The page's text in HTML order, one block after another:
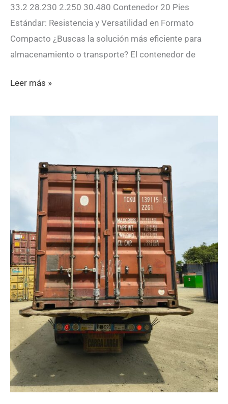
33.2 28.230 2.250 30.480 Contenedor 20 Pies
Estándar: Resistencia y Versatilidad en Formato
Compacto ¿Buscas la solución más eficiente para
almacenamiento o transporte? El contenedor de
ECMU199976-
Leer más »